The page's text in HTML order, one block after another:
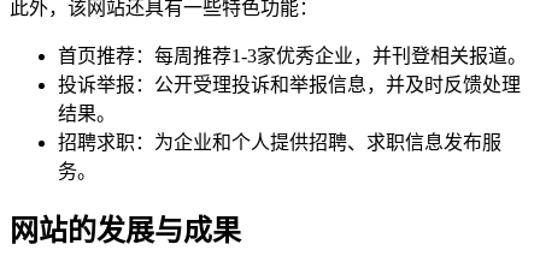
此外，该网站还具有一些特色功能：
首页推荐：每周推荐1-3家优秀企业，并刊登相关报道。
投诉举报：公开受理投诉和举报信息，并及时反馈处理
结果。
招聘求职：为企业和个人提供招聘、求职信息发布服
务。
网站的发展与成果